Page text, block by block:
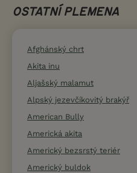
OSTATNÍ PLEMENA
Afghánský chrt
Akita inu
Aljašský malamut
Alpský jezevčíkovitý brakýř
American Bully
Americká akita
Americký bezsrstý teriér
Americký buldok